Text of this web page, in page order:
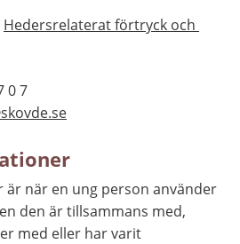
Hedersrelaterat förtryck och
till annan webbplats.
0 7
är när en ung person använder
den är tillsammans med,
med eller har varit